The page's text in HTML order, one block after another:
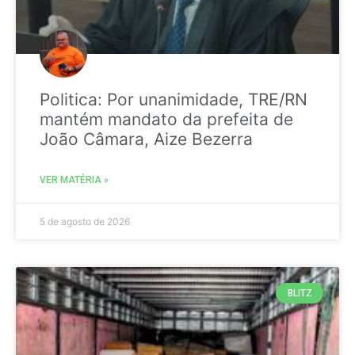
Politica: Por unanimidade, TRE/RN
mantém mandato da prefeita de
João Câmara, Aize Bezerra
VER MATÉRIA »
5 de agosto de 2026
BLITZ